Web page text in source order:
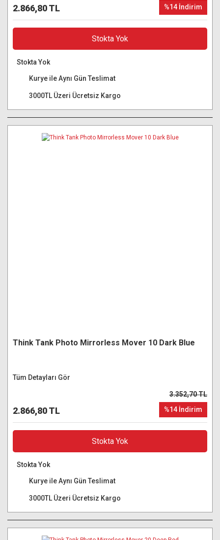
2.866,80 TL
%14 İndirim
Stokta Yok
Stokta Yok
Kurye ile Aynı Gün Teslimat
3000TL Üzeri Ücretsiz Kargo
Think Tank Photo Mirrorless Mover 10 Dark Blue
Tüm Detayları Gör
2.866,80 TL
3.352,70 TL
%14 İndirim
Stokta Yok
Stokta Yok
Kurye ile Aynı Gün Teslimat
3000TL Üzeri Ücretsiz Kargo